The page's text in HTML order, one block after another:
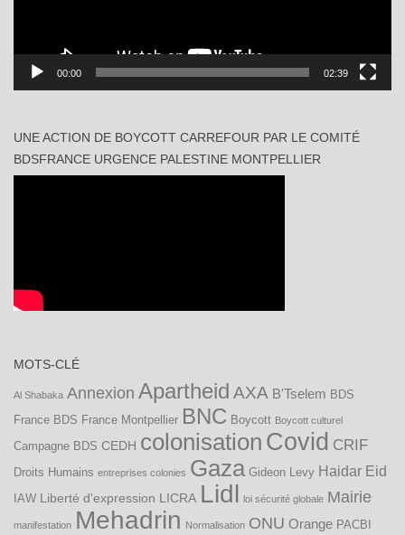
00:00 02:39
UNE ACTION DE BOYCOTT CARREFOUR PAR LE COMITÉ
BDSFRANCE URGENCE PALESTINE MONTPELLIER
MOTS-CLÉ
Al Shabaka Annexion Apartheid AXA B'Tselem BDS
France BDS France Montpellier BNC Boycott Boycott culturel
Campagne BDS CEDH colonisation Covid CRIF
Droits Humains entreprises colonies Gaza Gideon Levy Haidar Eid
IAW Liberté d'expression LICRA Lidl loi sécurité globale Mairie
manifestation Mehadrin Normalisation ONU Orange PACBI